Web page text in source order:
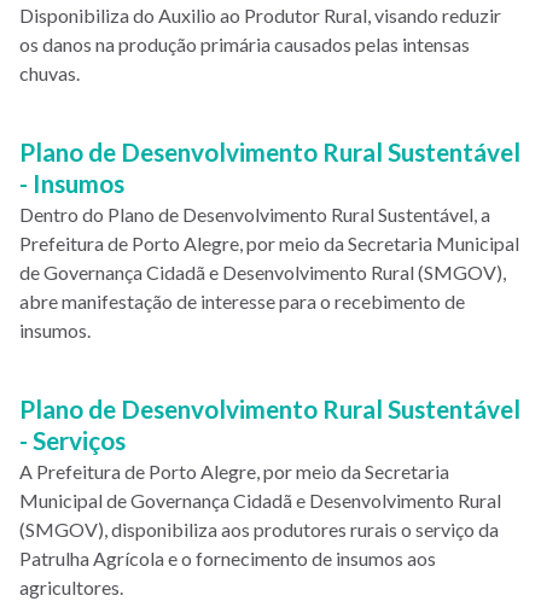
Disponibiliza do Auxilio ao Produtor Rural, visando reduzir
os danos na produção primária causados pelas intensas
chuvas.
Plano de Desenvolvimento Rural Sustentável
- Insumos
Dentro do Plano de Desenvolvimento Rural Sustentável, a
Prefeitura de Porto Alegre, por meio da Secretaria Municipal
de Governança Cidadã e Desenvolvimento Rural (SMGOV),
abre manifestação de interesse para o recebimento de
insumos.
Plano de Desenvolvimento Rural Sustentável
- Serviços
A Prefeitura de Porto Alegre, por meio da Secretaria
Municipal de Governança Cidadã e Desenvolvimento Rural
(SMGOV), disponibiliza aos produtores rurais o serviço da
Patrulha Agrícola e o fornecimento de insumos aos
agricultores.